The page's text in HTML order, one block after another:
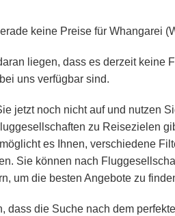
keine Preise für Whangarei
liegen, dass es derzeit keine
uns verfügbar sind.
jetzt noch nicht auf und nutzen
zu Reisezielen
es Ihnen, verschiedene
Sie können nach
um die besten Angebote zu
dass die Suche nach dem